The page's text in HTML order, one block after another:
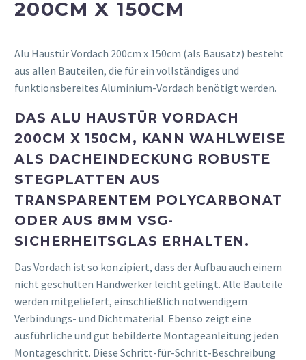
200CM X 150CM
Alu Haustür Vordach 200cm x 150cm (als Bausatz) besteht
aus allen Bauteilen, die für ein vollständiges und
funktionsbereites Aluminium-Vordach benötigt werden.
DAS ALU HAUSTÜR VORDACH
200CM X 150CM, KANN WAHLWEISE
ALS DACHEINDECKUNG ROBUSTE
STEGPLATTEN AUS
TRANSPARENTEM POLYCARBONAT
ODER AUS 8MM VSG-
SICHERHEITSGLAS ERHALTEN.
Das Vordach ist so konzipiert, dass der Aufbau auch einem
nicht geschulten Handwerker leicht gelingt. Alle Bauteile
werden mitgeliefert, einschließlich notwendigem
Verbindungs- und Dichtmaterial. Ebenso zeigt eine
ausführliche und gut bebilderte Montageanleitung jeden
Montageschritt. Diese Schritt-für-Schritt-Beschreibung